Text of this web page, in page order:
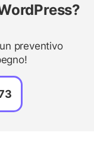
preventivo